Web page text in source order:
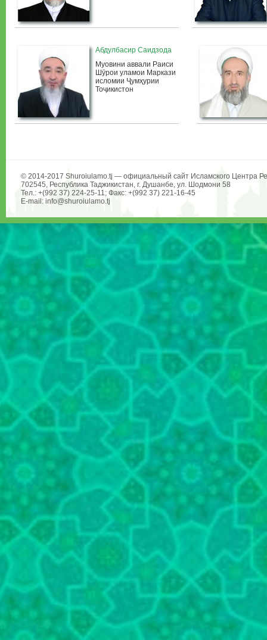
Абдулбасир Саидзода
Муовини аввали Раиси
Шӯрои уламои Маркази
исломии Ҷумҳурии
Тоҷикистон
© 2014-2017 Shuroiulamo.tj — официальный сайт Исламского Центра
702545, Республика Таджикистан, г. Душанбе, ул. Шодмони 58
Тел.: +(992 37) 224-25-11; Факс: +(992 37) 221-16-45
E-mail: info@shuroiulamo.tj